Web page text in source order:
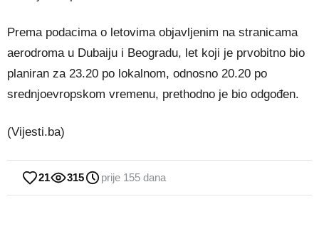
Prema podacima o letovima objavljenim na stranicama
aerodroma u Dubaiju i Beogradu, let koji je prvobitno bio
planiran za 23.20 po lokalnom, odnosno 20.20 po
srednjoevropskom vremenu, prethodno je bio odgođen.
(Vijesti.ba)
21 315 prije 155 dana